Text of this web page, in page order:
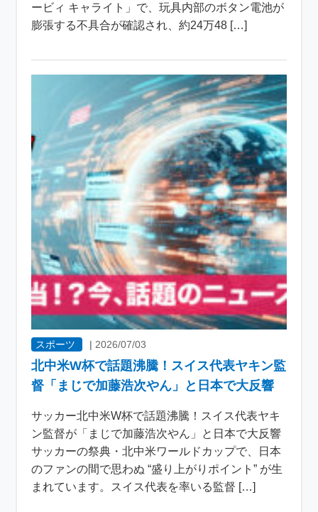
ービィ キャライト」で、玩具内部のボタン電池が
膨張する不具合が確認され、約24万48 […]
スポーツ | 2026/07/03
北中米W杯で話題沸騰！スイス代表ヤキン監
督「まじで加藤浩次やん」と日本で大反響
サッカー北中米W杯で話題沸騰！スイス代表ヤキ
ン監督が「まじで加藤浩次やん」と日本で大反響
サッカーの祭典・北中米ワールドカップで、日本
のファンの間で思わぬ “盛り上がりポイント” が生
まれています。スイス代表を率いる監督 […]